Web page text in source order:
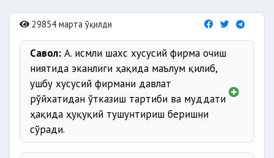
29854 марта ўқилди
Савол: А. исмли шахс хусусий фирма очиш
ниятида эканлиги ҳақида маълум қилиб,
ушбу хусусий фирмани давлат
рўйхатидан ўтказиш тартиби ва муддати
ҳақида ҳуқуқий тушунтириш беришни
сўради.